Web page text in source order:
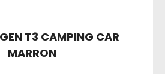
T3 CAMPING CAR
MARRON